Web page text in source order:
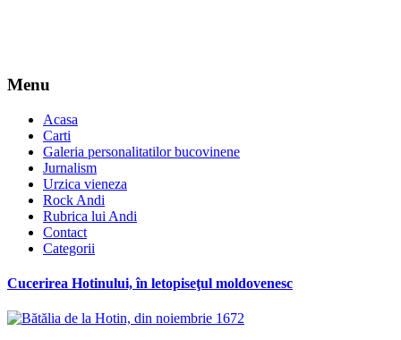
Menu
Acasa
Carti
Galeria personalitatilor bucovinene
Jurnalism
Urzica vieneza
Rock Andi
Rubrica lui Andi
Contact
Categorii
Cucerirea Hotinului, în letopiseţul moldovenesc